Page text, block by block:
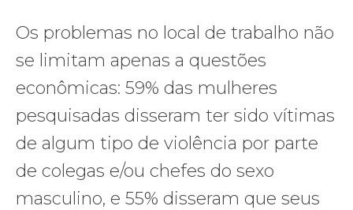
Os problemas no local de trabalho não
se limitam apenas a questões
econômicas: 59% das mulheres
pesquisadas disseram ter sido vítimas
de algum tipo de violência por parte
de colegas e/ou chefes do sexo
masculino, e 55% disseram que seus